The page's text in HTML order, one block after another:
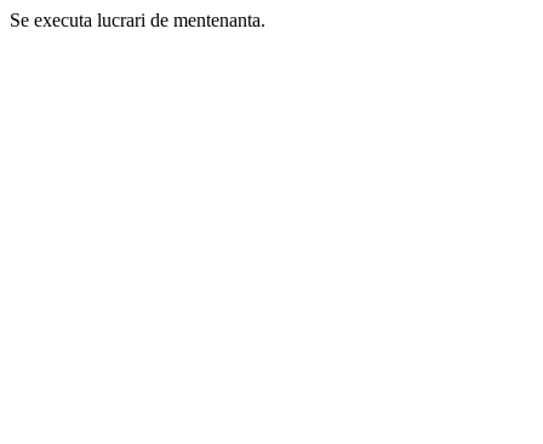
Se executa lucrari de mentenanta.